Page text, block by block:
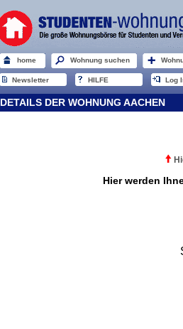
home Wohnung suchen
Newsletter HILFE Log
DETAILS DER WOHNUNG AACHEN
Hier werden